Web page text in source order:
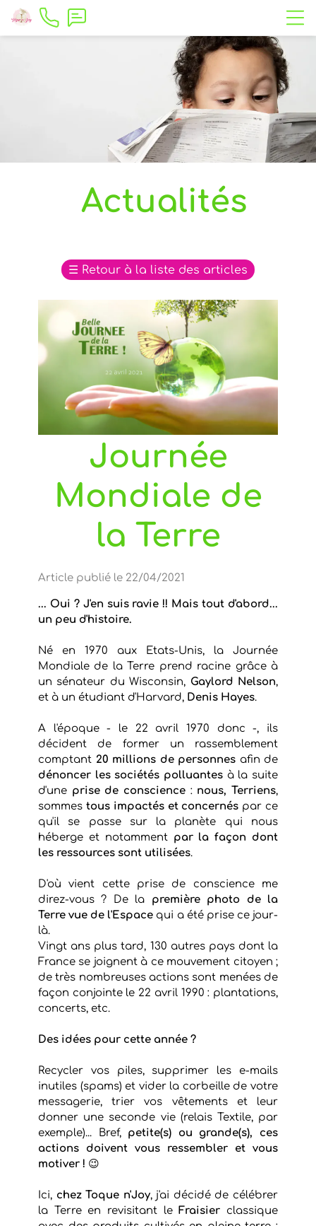
Actualités
☰ Retour à la liste des articles
Journée
Mondiale de
la Terre
Article publié le 22/04/2021
... Oui ? J'en suis ravie !! Mais tout d'abord...
un peu d'histoire.
Né en 1970 aux Etats-Unis, la Journée
Mondiale de la Terre prend racine grâce à
un sénateur du Wisconsin, Gaylord Nelson,
et à un étudiant d'Harvard, Denis Hayes.
A l'époque - le 22 avril 1970 donc -, ils
décident de former un rassemblement
comptant 20 millions de personnes afin de
dénoncer les sociétés polluantes à la suite
d'une prise de conscience : nous, Terriens,
sommes tous impactés et concernés par ce
qu'il se passe sur la planète qui nous
héberge et notamment par la façon dont
les ressources sont utilisées.
D'où vient cette prise de conscience me
direz-vous ? De la première photo de la
Terre vue de l'Espace qui a été prise ce jour-
là.
Vingt ans plus tard, 130 autres pays dont la
France se joignent à ce mouvement citoyen ;
de très nombreuses actions sont menées de
façon conjointe le 22 avril 1990 : plantations,
concerts, etc.
Des idées pour cette année ?
Recycler vos piles, supprimer les e-mails
inutiles (spams) et vider la corbeille de votre
messagerie, trier vos vêtements et leur
donner une seconde vie (relais Textile, par
exemple)... Bref, petite(s) ou grande(s), ces
actions doivent vous ressembler et vous
motiver ! 😉
Ici, chez Toque n'Joy, j'ai décidé de célébrer
la Terre en revisitant leFraisier classique